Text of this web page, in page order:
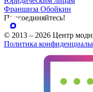
Франшиза Обойкин
Присоединяйтесь!
© 2013 – 2026 Центр
Политика